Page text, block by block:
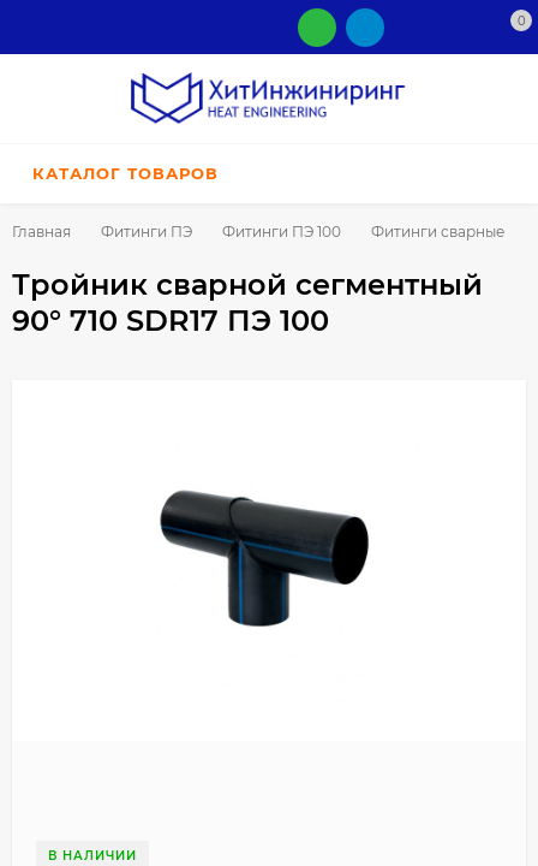
0
КАТАЛОГ ТОВАРОВ
Главная Фитинги ПЭ Фитинги ПЭ 100 Фитинги сварные
Тройник сварной сегментный
90° 710 SDR17 ПЭ 100
В НАЛИЧИИ